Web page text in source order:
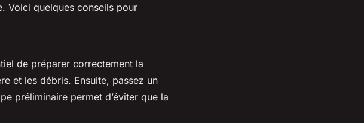
Voici quelques conseils pour
de préparer correctement la
et les débris. Ensuite, passez un
préliminaire permet d’éviter que la